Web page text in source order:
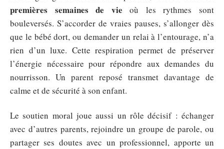
premières semaines de vie où les rythmes sont
bouleversés. S’accorder de vraies pauses, s’allonger dès
que le bébé dort, ou demander un relai à l’entourage, n’a
rien d’un luxe. Cette respiration permet de préserver
l’énergie nécessaire pour répondre aux demandes du
nourrisson. Un parent reposé transmet davantage de
calme et de sécurité à son enfant.
Le soutien moral joue aussi un rôle décisif : échanger
avec d’autres parents, rejoindre un groupe de parole, ou
partager ses doutes avec un professionnel, apporte un